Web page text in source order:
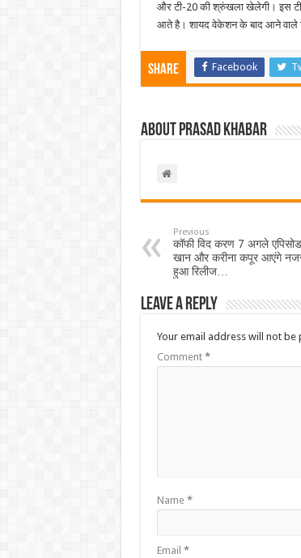
और टी-20 की श्रुंखला खेलेगी। इस टीम
आते है। शायद वेकेशन के बाद आने वाले
Share Facebook
About Prasad Khabar
Previous
कॉफी विद करण 7 अगले
खान और करीना कपूर आएंगे
हुआ रिलीज…
Leave a Reply
Your email address will not be
Comment *
Name *
Email *